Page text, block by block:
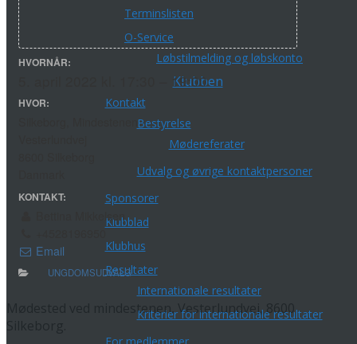
Terminslisten
O-Service
Løbstilmelding og løbskonto
Klubben
Kontakt
Bestyrelse
Mødereferater
Udvalg og øvrige kontaktpersoner
Sponsorer
Klubblad
Klubhus
Resultater
Internationale resultater
Kriterier for internationale resultater
HVORNÅR:
5. april 2022 kl. 17:30 – 19:00
HVOR:
KONTAKT:
Bettina Mikkelsen
+4528196950
Email
UNGDOMSUDVALG
Mødested ved mindestenen, Vesterlundvej, 8600